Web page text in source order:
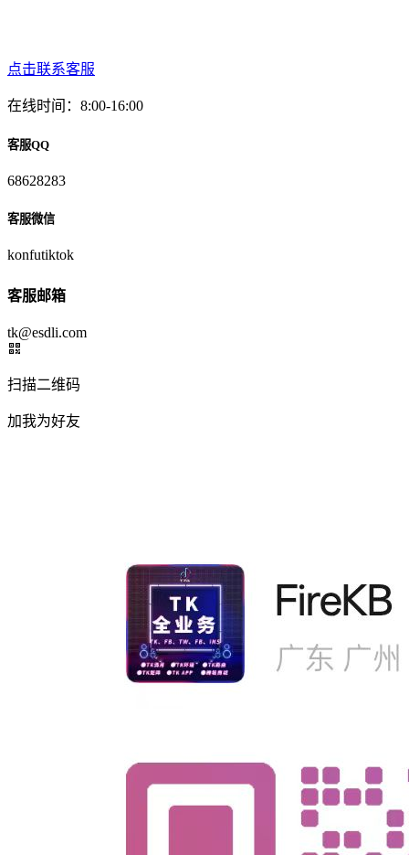
点击联系客服
在线时间：8:00-16:00
客服QQ
68628283
客服微信
konfutiktok
客服邮箱
tk@esdli.com
扫描二维码
加我为好友